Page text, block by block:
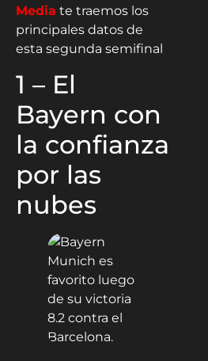
Media te traemos los
principales datos de
esta segunda semifinal
1 – El
Bayern con
la confianza
por las
nubes